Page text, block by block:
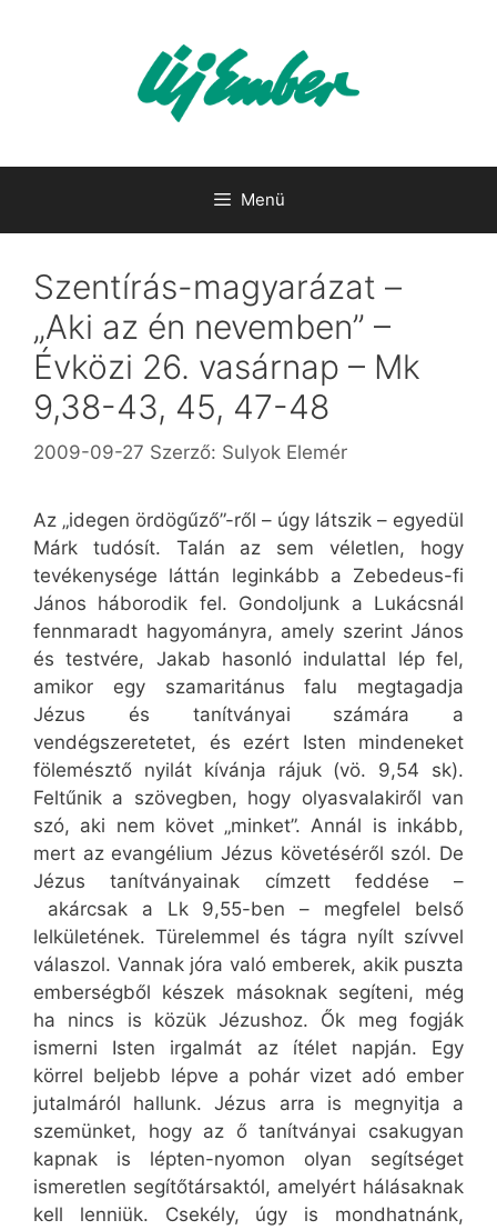
Menü
Szentírás-magyarázat –
„Aki az én nevemben” –
Évközi 26. vasárnap – Mk
9,38-43, 45, 47-48
2009-09-27 Szerző: Sulyok Elemér
Az „idegen ördögűző”-ről – úgy látszik – egyedül
Márk tudósít. Talán az sem véletlen, hogy
tevékenysége láttán leginkább a Zebedeus-fi
János háborodik fel. Gondoljunk a Lukácsnál
fennmaradt hagyományra, amely szerint János
és testvére, Jakab hasonló indulattal lép fel,
amikor egy szamaritánus falu megtagadja
Jézus és tanítványai számára a
vendégszeretetet, és ezért Isten mindeneket
fölemésztő nyilát kívánja rájuk (vö. 9,54 sk).
Feltűnik a szövegben, hogy olyasvalakiről van
szó, aki nem követ „minket”. Annál is inkább,
mert az evangélium Jézus követéséről szól. De
Jézus tanítványainak címzett feddése –
akárcsak a Lk 9,55-ben – megfelel belső
lelkületének. Türelemmel és tágra nyílt szívvel
válaszol. Vannak jóra való emberek, akik puszta
emberségből készek másoknak segíteni, még
ha nincs is közük Jézushoz. Ők meg fogják
ismerni Isten irgalmát az ítélet napján. Egy
körrel beljebb lépve a pohár vizet adó ember
jutalmáról hallunk. Jézus arra is megnyitja a
szemünket, hogy az ő tanítványai csakugyan
kapnak is lépten-nyomon olyan segítséget
ismeretlen segítőtársaktól, amelyért hálásaknak
kell lenniük. Csekély, úgy is mondhatnánk,